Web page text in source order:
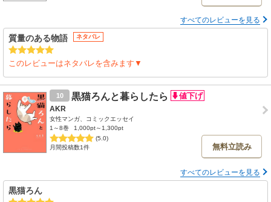
すべてのレビューを見る
質量のある物語 ネタバレ
このレビューはネタバレを含みます▼
10 黒猫ろんと暮らしたら
AKR
女性マンガ、コミックエッセイ
1～8巻
1,000pt～1,300pt
(5.0)
月間投稿数1件
無料立読み
すべてのレビューを見る
黒猫ろん